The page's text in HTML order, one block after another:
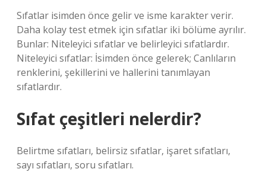
Sıfatlar isimden önce gelir ve isme karakter verir.
Daha kolay test etmek için sıfatlar iki bölüme ayrılır.
Bunlar: Niteleyici sıfatlar ve belirleyici sıfatlardır.
Niteleyici sıfatlar: İsimden önce gelerek; Canlıların
renklerini, şekillerini ve hallerini tanımlayan
sıfatlardır.
Sıfat çeşitleri nelerdir?
Belirtme sıfatları, belirsiz sıfatlar, işaret sıfatları,
sayı sıfatları, soru sıfatları.